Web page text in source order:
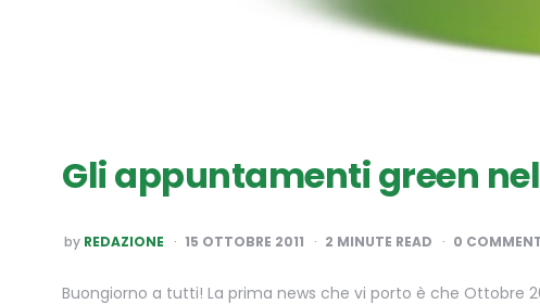
Gli appuntamenti green
POSTED
BY
by REDAZIONE 15 OTTOBRE 2011 2 MINUTE READ 0
Buongiorno a tutti! La prima news che vi porto è che Ottobre